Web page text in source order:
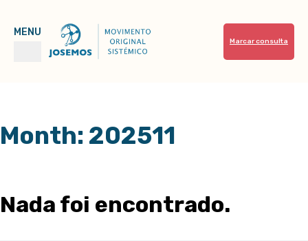
Marcar consulta
Month: 202511
Nada foi encontrado.